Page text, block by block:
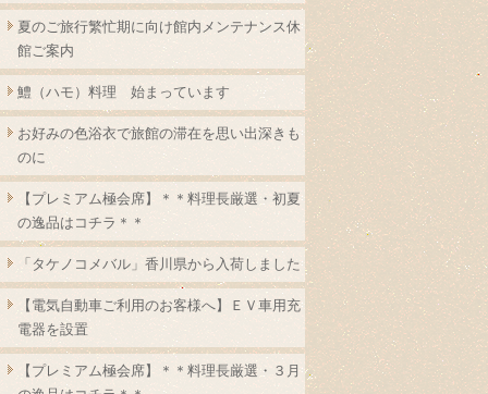
夏のご旅行繁忙期に向け館内メンテナンス休
館ご案内
鱧（ハモ）料理 始まっています
お好みの色浴衣で旅館の滞在を思い出深きも
のに
【プレミアム極会席】＊＊料理長厳選・初夏
の逸品はコチラ＊＊
「タケノコメバル」香川県から入荷しました
【電気自動車ご利用のお客様へ】ＥＶ車用充
電器を設置
【プレミアム極会席】＊＊料理長厳選・３月